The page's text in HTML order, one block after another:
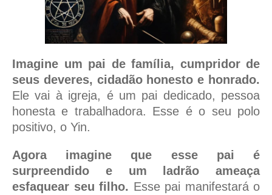
Imagine um pai de família, cumpridor de
seus deveres, cidadão honesto e honrado.
Ele vai à igreja, é um pai dedicado, pessoa
honesta e trabalhadora. Esse é o seu polo
positivo, o Yin.
Agora imagine que esse pai é
surpreendido e um ladrão ameaça
esfaquear seu filho. Esse pai manifestará o